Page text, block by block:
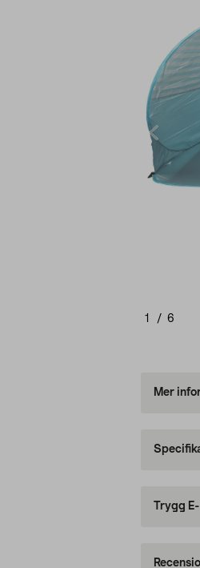
1 / 6
Mer
Trygg